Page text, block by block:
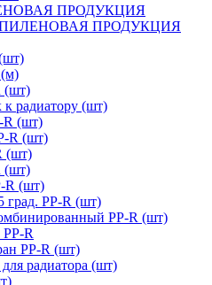
ПРОДУКЦИЯ
ПРОДУКЦИЯ
(м)
(шт)
к радиатору (шт)
R (шт)
R (шт)
(шт)
(шт)
R (шт)
град. PP-R (шт)
PP-R (шт)
R
PP-R (шт)
радиатора (шт)